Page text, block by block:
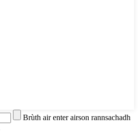
Brùth air enter airson rannsachadh